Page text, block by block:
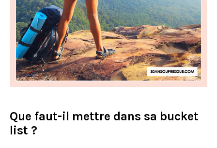
Que faut-il mettre dans sa bucket
list ?